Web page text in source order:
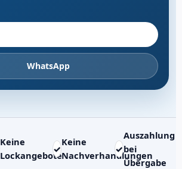
WhatsApp
Keine
Lockangebote
✓
Keine
Nachverhandlungen
✓
Auszahlung
bei
Übergabe